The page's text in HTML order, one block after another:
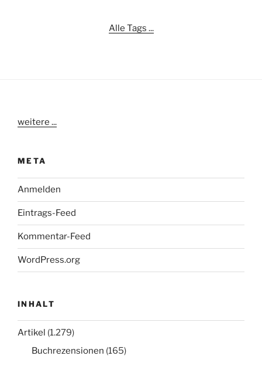
Alle Tags ...
weitere ...
META
Anmelden
Eintrags-Feed
Kommentar-Feed
WordPress.org
INHALT
Artikel (1.279)
Buchrezensionen (165)